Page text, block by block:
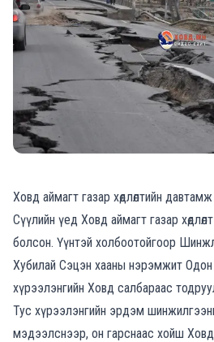
Ховд аймагт газар хөдлөлтийн
Сүүлийн үед Ховд аймагт газар
болсон. Үүнтэй холбоотойгоор
Хубилай Сэцэн хааны нэрэмжит Одон
хүрээлэнгийн Ховд салбараас
Тус хүрээлэнгийн эрдэм
мэдээлснээр, он гарснаас хойш